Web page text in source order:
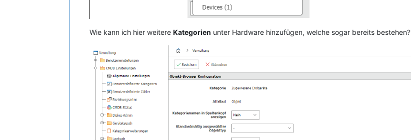
Wie kann ich hier weitere Kategorien unter Hardware hinzufügen, welche sogar bereits bestehen?